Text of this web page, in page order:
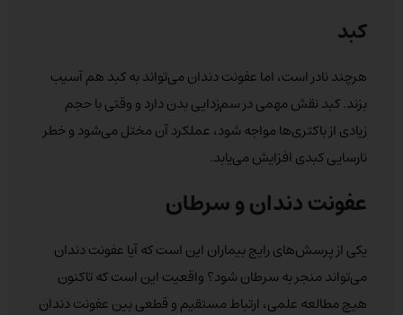
کبد
هرچند نادر است، اما عفونت دندان می‌تواند به کبد هم آسیب
بزند. کبد نقش مهمی در سم‌زدایی بدن دارد و وقتی با حجم
زیادی از باکتری‌ها مواجه شود، عملکرد آن مختل می‌شود و خطر
نارسایی کبدی افزایش می‌یابد.
عفونت دندان و سرطان
یکی از پرسش‌های رایج بیماران این است که آیا عفونت دندان
می‌تواند منجر به سرطان شود؟ واقعیت این است که تاکنون
هیچ مطالعه علمی، ارتباط مستقیم و قطعی بین عفونت دندان